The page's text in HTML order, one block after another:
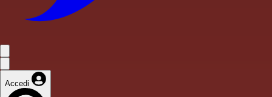
Accedi